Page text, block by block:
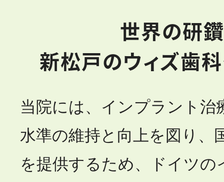
世界の研鑽
新松戸のウィズ歯
当院には、インプラント治
水準の維持と向上を図り、
を提供するため、ドイツの